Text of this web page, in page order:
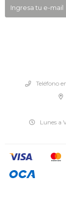
Teléfono
Lunes a